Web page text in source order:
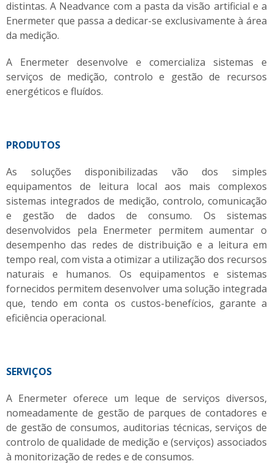
distintas. A Neadvance com a pasta da visão artificial e a
Enermeter que passa a dedicar-se exclusivamente à área
da medição.
A Enermeter desenvolve e comercializa sistemas e
serviços de medição, controlo e gestão de recursos
energéticos e fluídos.
PRODUTOS
As soluções disponibilizadas vão dos simples
equipamentos de leitura local aos mais complexos
sistemas integrados de medição, controlo, comunicação
e gestão de dados de consumo. Os sistemas
desenvolvidos pela Enermeter permitem aumentar o
desempenho das redes de distribuição e a leitura em
tempo real, com vista a otimizar a utilização dos recursos
naturais e humanos. Os equipamentos e sistemas
fornecidos permitem desenvolver uma solução integrada
que, tendo em conta os custos-benefícios, garante a
eficiência operacional.
SERVIÇOS
A Enermeter oferece um leque de serviços diversos,
nomeadamente de gestão de parques de contadores e
de gestão de consumos, auditorias técnicas, serviços de
controlo de qualidade de medição e (serviços) associados
à monitorização de redes e de consumos.